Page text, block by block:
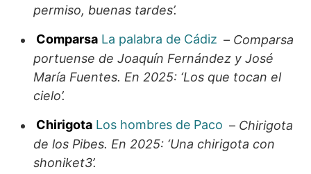
permiso, buenas tardes’.
Comparsa La palabra de Cádiz – Comparsa
portuense de Joaquín Fernández y José
María Fuentes. En 2025: ‘Los que tocan el
cielo’.
Chirigota Los hombres de Paco – Chirigota
de los Pibes. En 2025: ‘Una chirigota con
shoniket3’.